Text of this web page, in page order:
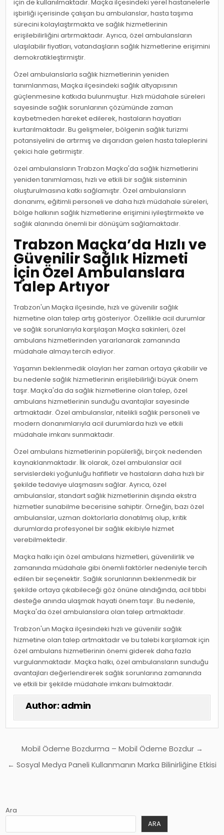
için de kullanılmaktadır. Maçka ilçesindeki yerel hastanelerle
işbirliği içerisinde çalışan bu ambulanslar, hasta taşıma
sürecini kolaylaştırmakta ve sağlık hizmetlerinin
erişilebilirliğini artırmaktadır. Ayrıca, özel ambulansların
ulaşılabilir fiyatları, vatandaşların sağlık hizmetlerine erişimini
demokratikleştirmiştir.
Özel ambulanslarla sağlık hizmetlerinin yeniden
tanımlanması, Maçka ilçesindeki sağlık altyapısının
güçlenmesine katkıda bulunmuştur. Hızlı müdahale süreleri
sayesinde sağlık sorunlarının çözümünde zaman
kaybetmeden hareket edilerek, hastaların hayatları
kurtarılmaktadır. Bu gelişmeler, bölgenin sağlık turizmi
potansiyelini de artırmış ve dışarıdan gelen hasta taleplerini
çekici hale getirmiştir.
özel ambulansların Trabzon Maçka'da sağlık hizmetlerini
yeniden tanımlaması, hızlı ve etkili bir sağlık sisteminin
oluşturulmasına katkı sağlamıştır. Özel ambulansların
donanımı, eğitimli personeli ve daha hızlı müdahale süreleri,
bölge halkının sağlık hizmetlerine erişimini iyileştirmekte ve
sağlık alanında önemli bir dönüşüm sağlamaktadır.
Trabzon Maçka’da Hızlı ve
Güvenilir Sağlık Hizmeti
İçin Özel Ambulanslara
Talep Artıyor
Trabzon'un Maçka ilçesinde, hızlı ve güvenilir sağlık
hizmetine olan talep artış gösteriyor. Özellikle acil durumlar
ve sağlık sorunlarıyla karşılaşan Maçka sakinleri, özel
ambulans hizmetlerinden yararlanarak zamanında
müdahale almayı tercih ediyor.
Yaşamın beklenmedik olayları her zaman ortaya çıkabilir ve
bu nedenle sağlık hizmetlerinin erişilebilirliği büyük önem
taşır. Maçka'da da sağlık hizmetlerine olan talep, özel
ambulans hizmetlerinin sunduğu avantajlar sayesinde
artmaktadır. Özel ambulanslar, nitelikli sağlık personeli ve
modern donanımlarıyla acil durumlarda hızlı ve etkili
müdahale imkanı sunmaktadır.
Özel ambulans hizmetlerinin popülerliği, birçok nedenden
kaynaklanmaktadır. İlk olarak, özel ambulanslar acil
servislerdeki yoğunluğu hafifletir ve hastaların daha hızlı bir
şekilde tedaviye ulaşmasını sağlar. Ayrıca, özel
ambulanslar, standart sağlık hizmetlerinin dışında ekstra
hizmetler sunabilme becerisine sahiptir. Örneğin, bazı özel
ambulanslar, uzman doktorlarla donatılmış olup, kritik
durumlarda profesyonel bir sağlık ekibiyle hizmet
verebilmektedir.
Maçka halkı için özel ambulans hizmetleri, güvenilirlik ve
zamanında müdahale gibi önemli faktörler nedeniyle tercih
edilen bir seçenektir. Sağlık sorunlarının beklenmedik bir
şekilde ortaya çıkabileceği göz önüne alındığında, acil tıbbi
desteğe anında ulaşmak hayati önem taşır. Bu nedenle,
Maçka'da özel ambulanslara olan talep artmaktadır.
Trabzon'un Maçka ilçesindeki hızlı ve güvenilir sağlık
hizmetine olan talep artmaktadır ve bu talebi karşılamak için
özel ambulans hizmetlerinin önemi giderek daha fazla
vurgulanmaktadır. Maçka halkı, özel ambulansların sunduğu
avantajları değerlendirerek sağlık sorunlarına zamanında
ve etkili bir şekilde müdahale imkanı bulmaktadır.
Author: admin
Yazı
gezinmesi
Mobil Ödeme Bozdurma – Mobil Ödeme Bozdur →
← Sosyal Medya Paneli Kullanmanın Marka Bilinirliğine Etkisi
Ara
ARA